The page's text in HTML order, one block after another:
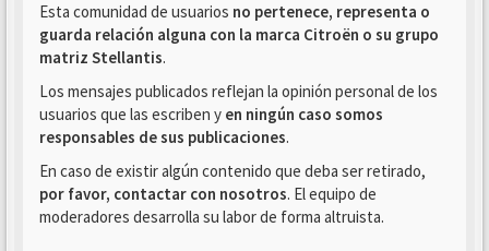
Esta comunidad de usuarios no pertenece, representa o
guarda relación alguna con la marca Citroën o su grupo
matriz Stellantis.
Los mensajes publicados reflejan la opinión personal de los
usuarios que las escriben y en ningún caso somos
responsables de sus publicaciones.
En caso de existir algún contenido que deba ser retirado,
por favor, contactar con nosotros. El equipo de
moderadores desarrolla su labor de forma altruista.